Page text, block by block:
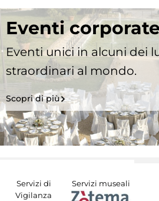
Eventi corporate
Eventi unici in alcuni dei
straordinari al mondo.
Scopri di più
Servizi di
Vigilanza
Servizi museali